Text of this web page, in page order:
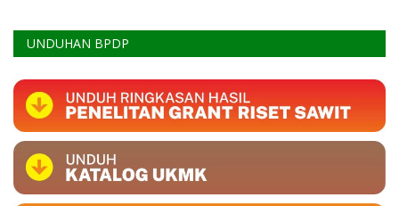
UNDUHAN BPDP